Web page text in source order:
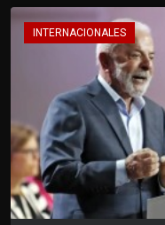
INTERNACIONALES